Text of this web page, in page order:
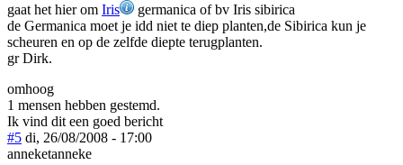
gaat het hier om Iris
germanica of bv Iris sibirica
de Germanica moet je idd niet te diep planten,de Sibirica kun je
scheuren en op de zelfde diepte terugplanten.
gr Dirk.
omhoog
1 mensen hebben gestemd.
Ik vind dit een goed bericht
#5 di, 26/08/2008 - 17:00
anneketanneke